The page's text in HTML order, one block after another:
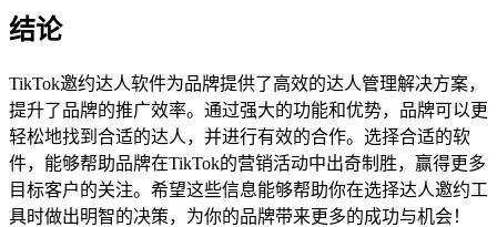
结论
TikTok邀约达人软件为品牌提供了高效的达人管理解决方案，
提升了品牌的推广效率。通过强大的功能和优势，品牌可以更
轻松地找到合适的达人，并进行有效的合作。选择合适的软
件，能够帮助品牌在TikTok的营销活动中出奇制胜，赢得更多
目标客户的关注。希望这些信息能够帮助你在选择达人邀约工
具时做出明智的决策，为你的品牌带来更多的成功与机会！